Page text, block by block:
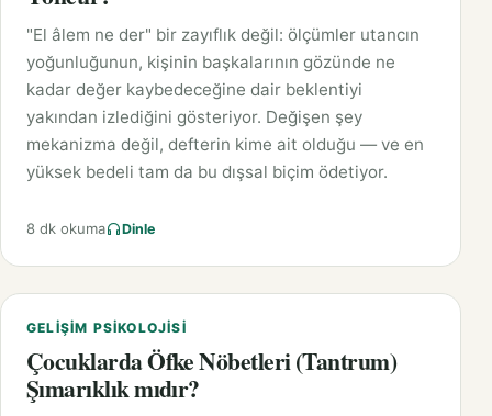
"El âlem ne der" bir zayıflık değil: ölçümler utancın
yoğunluğunun, kişinin başkalarının gözünde ne
kadar değer kaybedeceğine dair beklentiyi
yakından izlediğini gösteriyor. Değişen şey
mekanizma değil, defterin kime ait olduğu — ve en
yüksek bedeli tam da bu dışsal biçim ödetiyor.
8 dk okuma Dinle
GELIŞIM PSIKOLOJISI
Çocuklarda Öfke Nöbetleri (Tantrum)
Şımarıklık mıdır?